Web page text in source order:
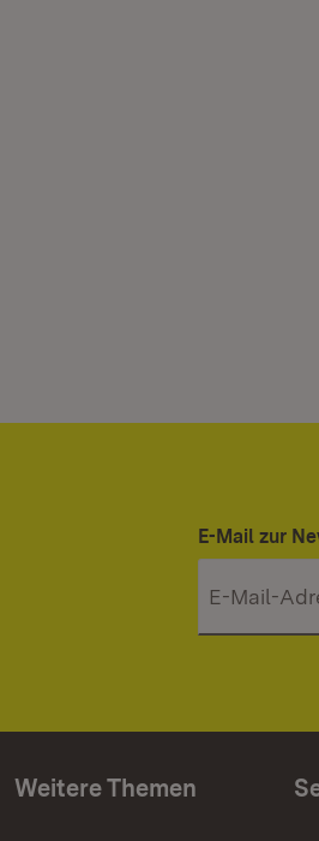
E-Mail zur
Weitere Themen